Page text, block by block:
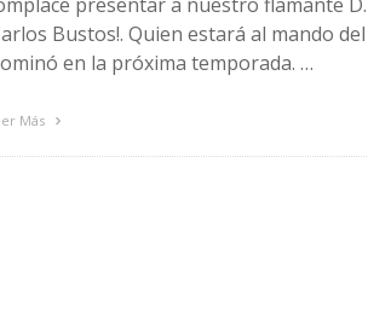
Bustos!. Quien estará al mando del
en la próxima temporada. …
Más